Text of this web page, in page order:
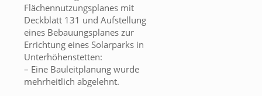
Flächennutzungsplanes mit
Deckblatt 131 und Aufstellung
eines Bebauungsplanes zur
Errichtung eines Solarparks in
Unterhöhenstetten:
– Eine Bauleitplanung wurde
mehrheitlich abgelehnt.